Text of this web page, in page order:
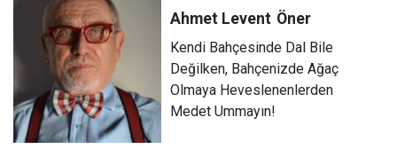
Ahmet Levent Öner
Kendi Bahçesinde Dal Bile
Değilken, Bahçenizde Ağaç
Olmaya Heveslenenlerden
Medet Ummayın!